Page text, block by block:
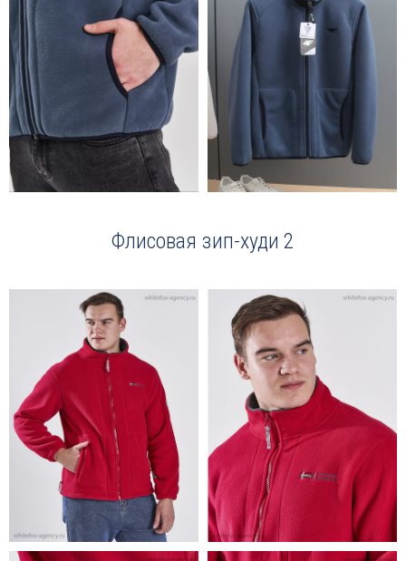
Флисовая зип-худи 2